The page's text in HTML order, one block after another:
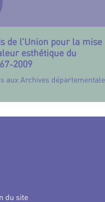
de l’Union pour la mise
esthétique du
2009
aux Archives
du site